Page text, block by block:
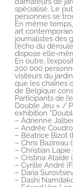
spécialisé. Le
personnes se
En même
art
journalistes des
l’écho du
dispose elle-
En outre,
200 000
visiteurs du
que les chaînes
de Belgique
Participants de
Double Jeu » /
exhibition
– Adrienne
– Andrée
– Béatrice Bizot
– Chris Bazireau
– Christian Lapie
– Cristina Ataide
– Cyrille André
– Daria
– Dashi